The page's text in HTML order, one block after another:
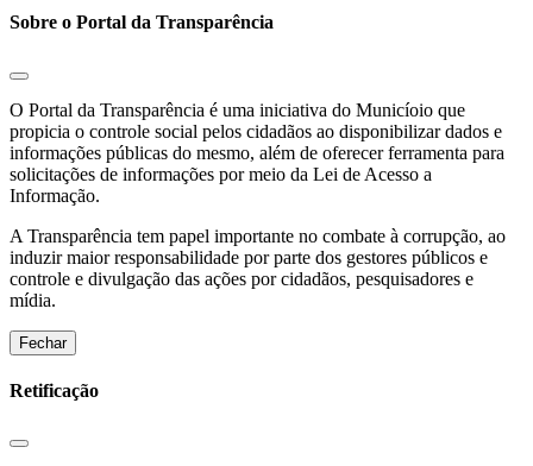
Sobre o Portal da Transparência
O Portal da Transparência é uma iniciativa do Municíoio que
propicia o controle social pelos cidadãos ao disponibilizar dados e
informações públicas do mesmo, além de oferecer ferramenta para
solicitações de informações por meio da Lei de Acesso a
Informação.
A Transparência tem papel importante no combate à corrupção, ao
induzir maior responsabilidade por parte dos gestores públicos e
controle e divulgação das ações por cidadãos, pesquisadores e
mídia.
Fechar
Retificação